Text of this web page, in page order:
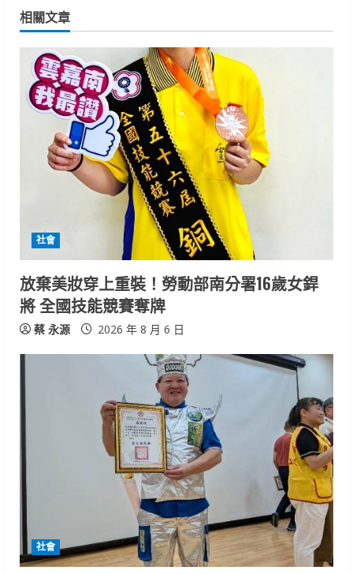
u
R
n
g
相關文章
社會
放棄美妝穿上重裝！勞動部南分署16歲女銲
將 全國技能競賽奪牌
蔡 永源 2026 年 8 月 6 日
社會